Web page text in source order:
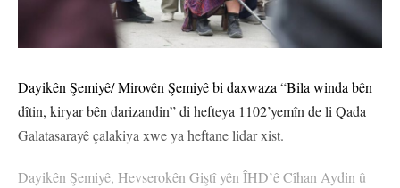
Dayikên Şemiyê/ Mirovên Şemiyê bi daxwaza “Bila winda bên
dîtin, kiryar bên darizandin” di hefteya 1102’yemîn de li Qada
Galatasarayê çalakiya xwe ya heftane lidar xist.
Dayikên Şemiyê, Hevserokên Giştî yên ÎHD’ê Cîhan Aydin û